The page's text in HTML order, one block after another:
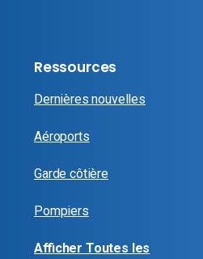
Ressources
Dernières nouvelles
Aéroports
Garde côtière
Pompiers
Afficher Toutes les